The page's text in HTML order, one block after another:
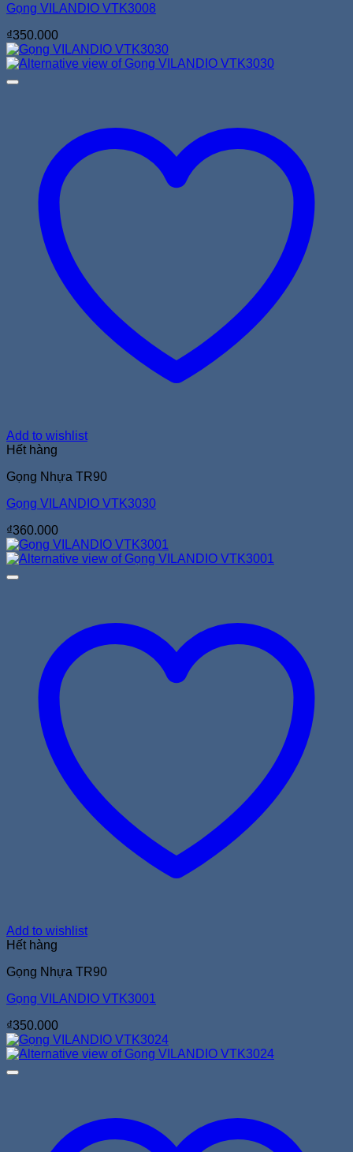
Gọng VILANDIO VTK3008
₫350.000
Add to wishlist
Hết hàng
Gọng Nhựa TR90
Gọng VILANDIO VTK3030
₫360.000
Add to wishlist
Hết hàng
Gọng Nhựa TR90
Gọng VILANDIO VTK3001
₫350.000